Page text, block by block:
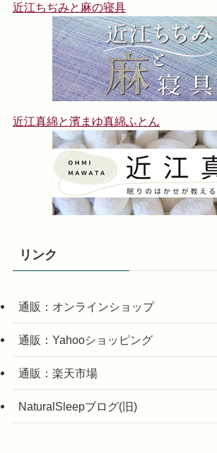
近江ちぢみと麻の寝具
近江真綿と濱まゆ真綿ふとん
リンク
通販：オンラインショップ
通販：Yahooショッピング
通販：楽天市場
NaturalSleepブログ(旧)